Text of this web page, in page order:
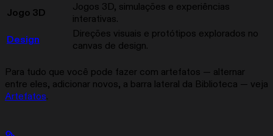
Jogo 3D
Jogos 3D, simulações e experiências
interativas.
Design
Direções visuais e protótipos explorados no
canvas de design.
Para tudo que você pode fazer com artefatos — alternar
entre eles, adicionar novos, a barra lateral da Biblioteca — veja
Artefatos.